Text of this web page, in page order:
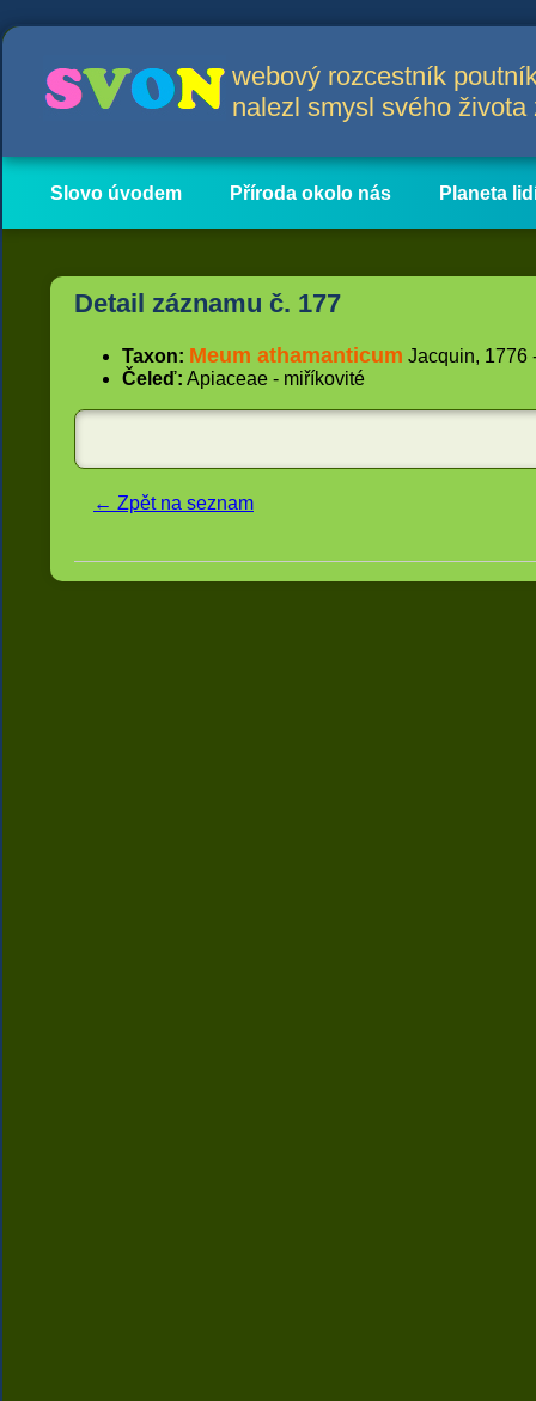
webový rozcestník
nalezl smysl svého
Slovo úvodem Příroda okolo nás Planeta
Hlavní obsah
Články
Detail záznamu č. 177
Taxon: Meum athamanticum Jacquin, 1776
Čeleď: Apiaceae - miříkovité
← Zpět na seznam